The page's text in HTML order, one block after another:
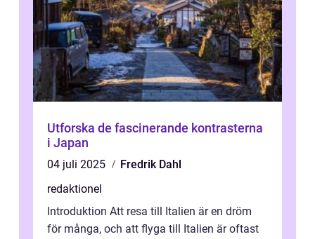
Utforska de fascinerande kontrasterna
i Japan
04 juli 2025
Fredrik Dahl
redaktionel
Introduktion Att resa till Italien är en dröm
för många, och att flyga till Italien är oftast